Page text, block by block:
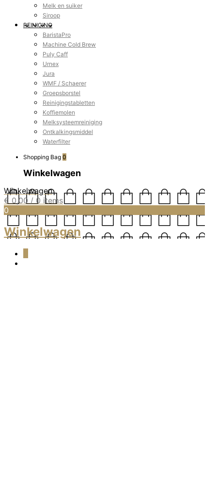
Melk en suiker
Siroop
REINIGING
BaristaPro
Machine Cold Brew
Puly Caff
Urnex
Jura
WMF / Schaerer
Groepsborstel
Reinigingstabletten
Koffiemolen
Melksysteemreiniging
Ontkalkingsmiddel
Waterfilter
Shopping Bag 0
Winkelwagen
Winkelwagen
€ 0,00 / 0 items
0
Winkelwagen